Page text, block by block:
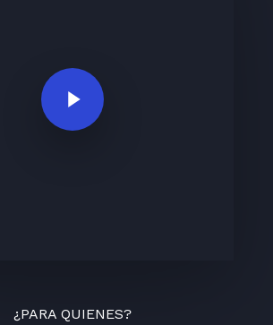
Play Video
¿PARA QUIENES?